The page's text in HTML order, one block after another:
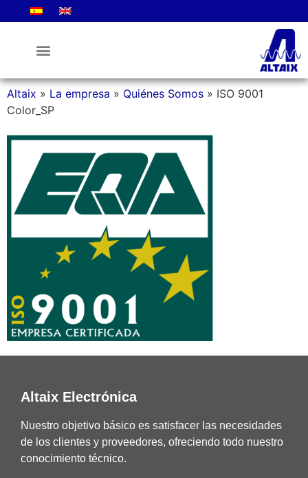
Altaix » La empresa » Quiénes Somos » ISO 9001
Color_SP
Altaix Electrónica
Nuestro objetivo básico es satisfacer las necesidades
de los clientes y proveedores, ofreciendo todo nuestro
conocimiento técnico.